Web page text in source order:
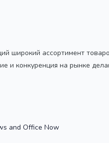
широкий ассортимент
и конкуренция на рынке
and Office Now